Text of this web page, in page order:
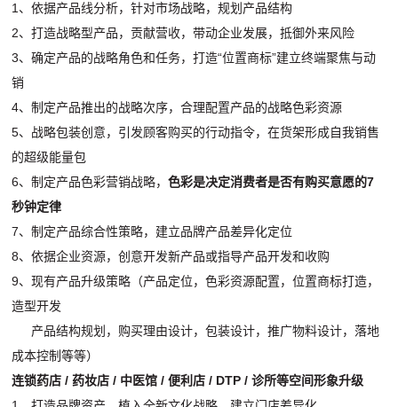
1、依据产品线分析，针对市场战略，规划产品结构
2、打造战略型产品，贡献营收，带动企业发展，抵御外来风险
3、确定产品的战略角色和任务，打造“位置商标”建立终端聚焦与动
销
4、制定产品推出的战略次序，合理配置产品的战略色彩资源
5、战略包装创意，引发顾客购买的行动指令，在货架形成自我销售
的超级能量包
6、制定产品色彩营销战略，色彩是决定消费者是否有购买意愿的7
秒钟定律
7、制定产品综合性策略，建立品牌产品差异化定位
8、依据企业资源，创意开发新产品或指导产品开发和收购
9、现有产品升级策略（产品定位，色彩资源配置，位置商标打造，
造型开发
产品结构规划，购买理由设计，包装设计，推广物料设计，落地
成本控制等等）
连锁药店 / 药妆店 / 中医馆 / 便利店 / DTP / 诊所等空间形象升级